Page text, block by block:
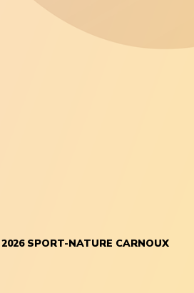
2026 SPORT-NATURE CARNOUX